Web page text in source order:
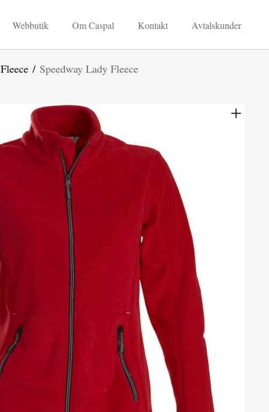
Webbutik Om Caspal Kontakt Avtalskunder
Fleece / Speedway Lady Fleece